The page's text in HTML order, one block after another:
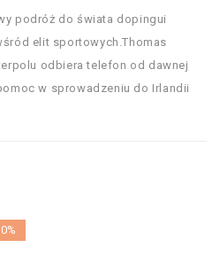
podróż do świata dopingui
elit sportowych.Thomas
odbiera telefon od dawnej
w sprowadzeniu do Irlandii